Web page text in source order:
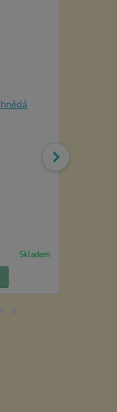
Skladem